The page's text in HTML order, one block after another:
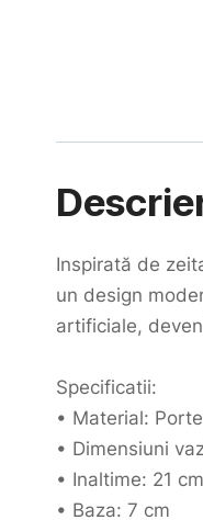
Inspirată de
un design
artificiale,
Specificatii:
• Material:
• Dimensiuni
• Inaltime: 21 cm
• Baza: 7 cm